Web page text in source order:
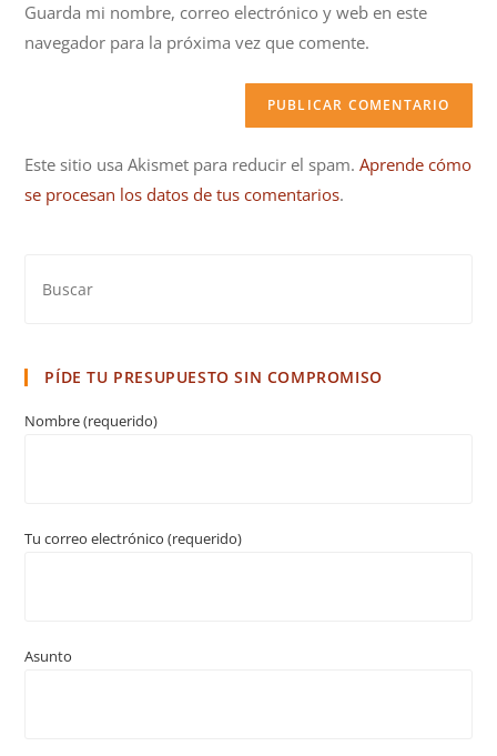
(opcional)
Guarda mi nombre, correo electrónico y web en este
navegador para la próxima vez que comente.
Este sitio usa Akismet para reducir el spam.Aprende cómo
se procesan los datos de tus comentarios.
PÍDE TU PRESUPUESTO SIN COMPROMISO
Nombre (requerido)
Tu correo electrónico (requerido)
Asunto